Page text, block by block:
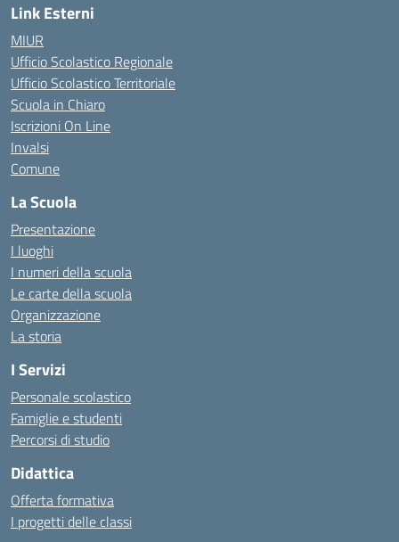
Link Esterni
MIUR
Ufficio Scolastico Regionale
Ufficio Scolastico Territoriale
Scuola in Chiaro
Iscrizioni On Line
Invalsi
Comune
La Scuola
Presentazione
I luoghi
I numeri della scuola
Le carte della scuola
Organizzazione
La storia
I Servizi
Personale scolastico
Famiglie e studenti
Percorsi di studio
Didattica
Offerta formativa
I progetti delle classi